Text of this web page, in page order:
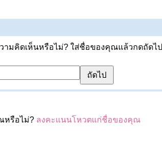
ามคิดเห็นหรือไม่? ใส่ชื่อของคุณแล้วกดถัดไป
หรือไม่? ลงคะแนนโหวตแก่ชื่อของคุณ